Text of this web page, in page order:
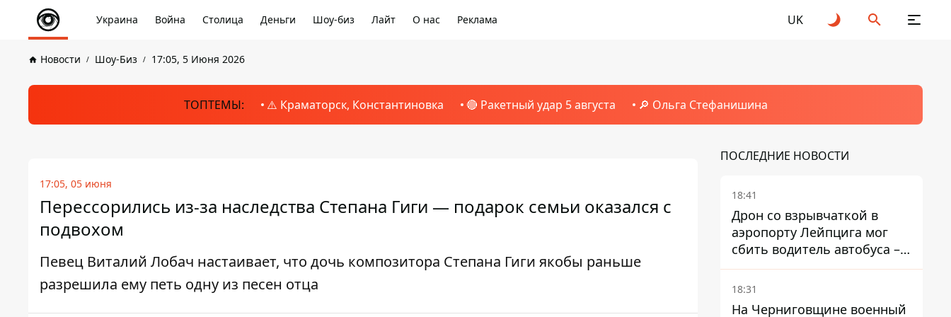
Украина Война Столица Деньги Шоу-биз Лайт О нас Реклама UK
Новости Шоу-Биз 17:05, 5 Июня 2026
ТОПТЕМЫ: ⚠️ Краматорск, Константиновка 🔴 Ракетный удар 5 августа 🔎 Ольга Стефанишина
17:05, 05 июня
Перессорились из-за наследства Степана Гиги — подарок семьи оказался с
подвохом
Певец Виталий Лобач настаивает, что дочь композитора Степана Гиги якобы раньше
разрешила ему петь одну из песен отца
ПОСЛЕДНИЕ НОВОСТИ
18:41
Дрон со взрывчаткой в ​​
аэропорту Лейпцига мог
сбить водитель автобуса –
Welt
18:31
На Черниговщине военный